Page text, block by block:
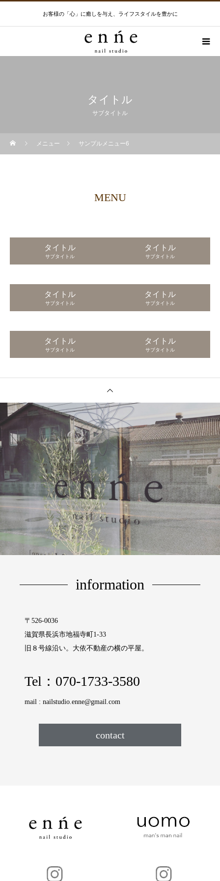
お客様の「心」に癒しを与え、ライフスタイルを豊かに
タイトル
サブタイトル
メニュー サンプルメニュー6
MENU
タイトル
サブタイトル
タイトル
サブタイトル
タイトル
サブタイトル
タイトル
サブタイトル
タイトル
サブタイトル
タイトル
サブタイトル
information
〒526-0036
滋賀県長浜市地福寺町1‐33
旧８号線沿い。大依不動産の横の平屋。
Tel： 070-1733-3580
mail : nailstudio.enne@gmail.com
contact